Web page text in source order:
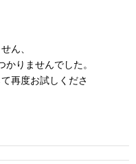
ん、
りませんでした。
再度お試しくださ